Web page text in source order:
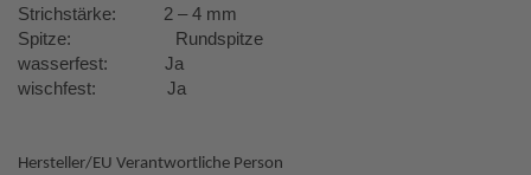
Strichstärke: 2 – 4 mm
Spitze: Rundspitze
wasserfest: Ja
wischfest: Ja
Hersteller/EU Verantwortliche Person